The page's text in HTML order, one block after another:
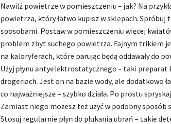
Nawilż powietrze w pomieszczeniu – jak? Na
powietrza, który łatwo kupisz w sklepach. Spróbuj
sposobami. Postaw w pomieszczeniu więcej
problem zbyt suchego powietrza. Fajnym trikiem
na kaloryferach, które parując będą oddawały do
Użyj płynu antyelektrostatycznego – taki preparat
drogeriach. Jest on na bazie wody, ale dodatkowo
co najważniejsze – szybko działa. Po prostu
Zamiast niego możesz też użyć w podobny
Stosuj regularnie płyn do płukania ubrań – takie